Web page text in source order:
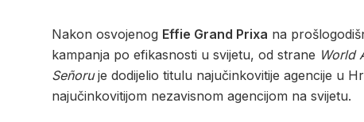
Nakon osvojenog Effie Grand Prixa na
kampanja po efikasnosti u svijetu, od strane World
Señoruje dodijelio titulu najučinkovitije agencije u
najučinkovitijom nezavisnom agencijom na svijetu.